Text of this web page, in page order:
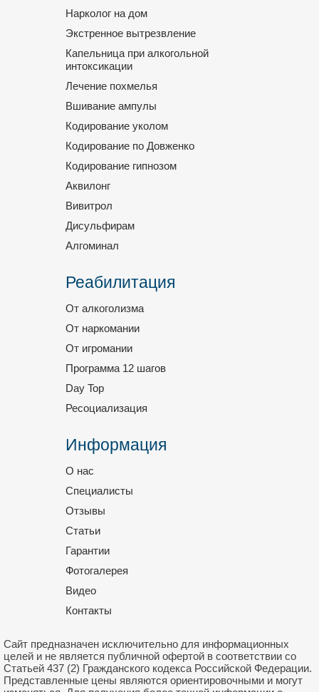
Нарколог на дом
Экстренное вытрезвление
Капельница при алкогольной
интоксикации
Лечение похмелья
Вшивание ампулы
Кодирование уколом
Кодирование по Довженко
Кодирование гипнозом
Аквилонг
Вивитрол
Дисульфирам
Алгоминал
Реабилитация
От алкоголизма
От наркомании
От игромании
Программа 12 шагов
Day Top
Ресоциализация
Информация
О нас
Специалисты
Отзывы
Cтатьи
Гарантии
Фотогалерея
Видео
Контакты
Сайт предназначен исключительно для информационных
целей и не является публичной офертой в соответствии со
Статьей 437 (2) Гражданского кодекса Российской Федерации.
Представленные цены являются ориентировочными и могут